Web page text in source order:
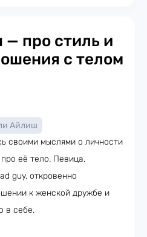
про стиль и
с телом
Айлиш
своими мыслями о личности
её тело. Певица,
guy, откровенно
к женской дружбе и
в себе.